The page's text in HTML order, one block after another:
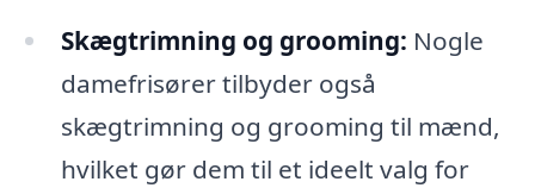
Skægtrimning og grooming: Nogle
damefrisører tilbyder også
skægtrimning og grooming til mænd,
hvilket gør dem til et ideelt valg for